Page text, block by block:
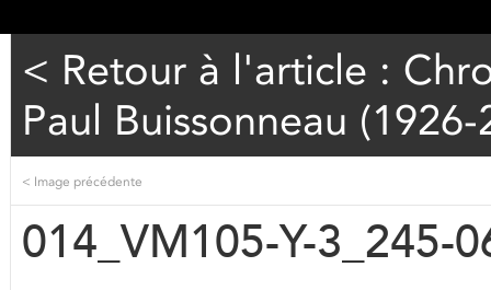
< Retour à l'article :
Paul Buissonneau
< Image précédente
014_VM105-Y-3_245-